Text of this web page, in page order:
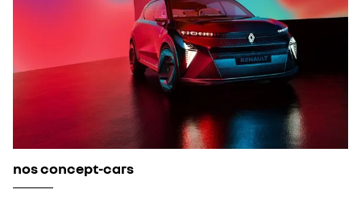
nos concept-cars